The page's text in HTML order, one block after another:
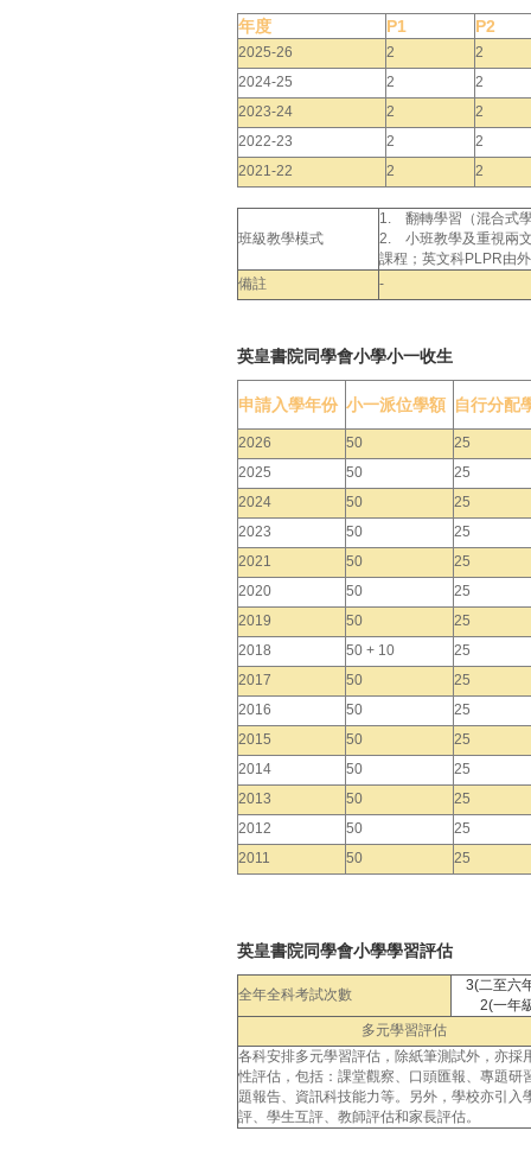
年度
P1 P2
2025-26 2
2
2024-25
2
2
2023-24
2
2
2022-23
2
2
2021-22
2 2
班級教學模式
1. 翻轉學習（混合式
2. 小班教學及重視兩
課程；英文科PLPR由
備註
-
英皇書院同學會小學小一收生
申請入學年份 小一派位學額 自行分配
2026 50
25
2025
50
25
2024
50
25
2023
50
25
2021
50
25
2020
50
25
2019
50
25
2018
50 + 10
25
2017
50
25
2016
50
25
2015
50
25
2014
50
25
2013
50
25
2012
50
25
2011
50 25
英皇書院同學會小學學習評估
全年全科考試次數
3(二至六
2(一年
多元學習評估
各科安排多元學習評估，除紙筆測試外，亦採
性評估，包括：課堂觀察、口頭匯報、專題研
題報告、資訊科技能力等。另外，學校亦引入
評、學生互評、教師評估和家長評估。